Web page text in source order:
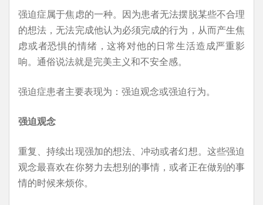
强迫症属于焦虑的一种。因为患者无法摆脱某些不合理
的想法，无法完成他认为必须完成的行为，从而产生焦
虑或者恐惧的情绪，这将对他的日常生活造成严重影
响。通俗说法就是完美主义和不安全感。
强迫症患者主要表现为：强迫观念或强迫行为。
强迫观念
重复、持续出现强加的想法、冲动或者幻想。这些强迫
观念最喜欢在你努力去想别的事情，或者正在做别的事
情的时候来烦你。